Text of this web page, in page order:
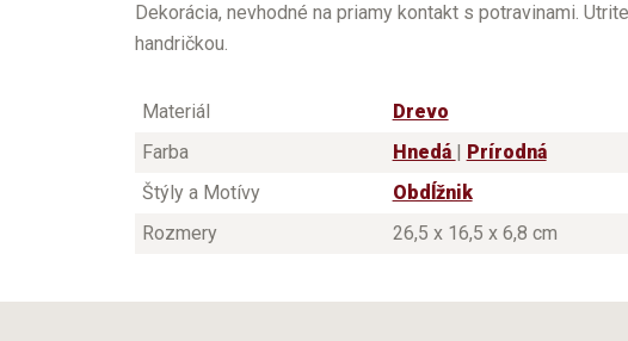
Dekorácia, nevhodné na priamy kontakt s potravinami.
handričkou.
Materiál
Drevo
Farba
Hnedá
Prírodná
Štýly a Motívy
Obdĺžnik
Rozmery
26,5 x 16,5 x 6,8 cm